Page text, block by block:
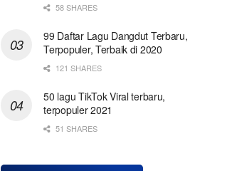
58 SHARES
99 Daftar Lagu Dangdut Terbaru,
Terpopuler, Terbaik di 2020
121 SHARES
50 lagu TikTok Viral terbaru,
terpopuler 2021
51 SHARES